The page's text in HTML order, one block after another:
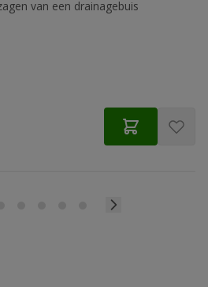
van een drainagebuis